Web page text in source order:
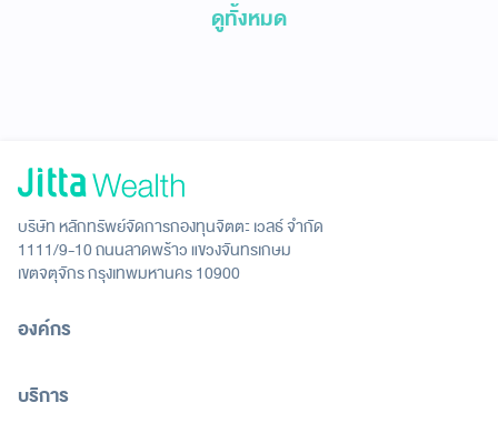
ดูทั้งหมด
บริษัท หลักทรัพย์จัดการกองทุนจิตตะ เวลธ์ จำกัด
1111/9-10 ถนนลาดพร้าว แขวงจันทรเกษม
เขตจตุจักร กรุงเทพมหานคร 10900
องค์กร
บริการ